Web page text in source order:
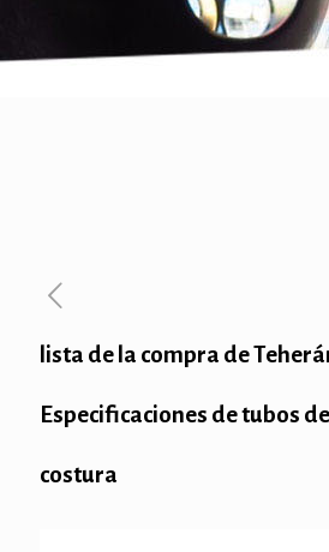
lista de la compra de
Especificaciones de tubos
costura